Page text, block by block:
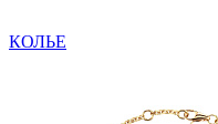
КОЛЬЕ